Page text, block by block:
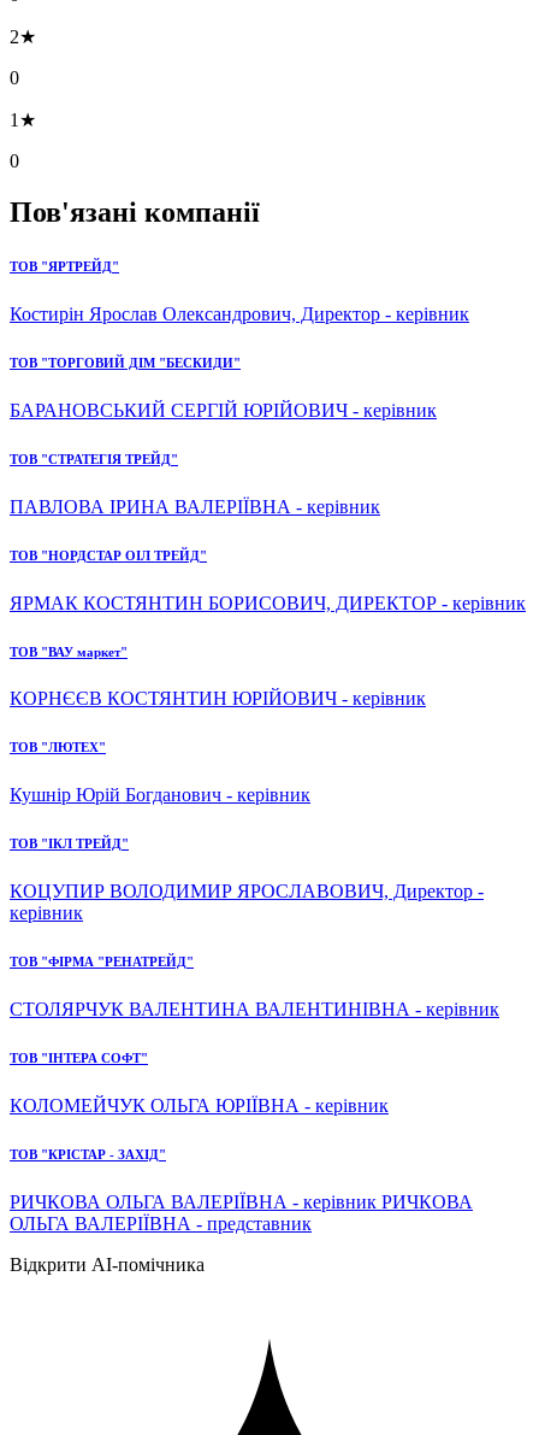
2★
0
1★
0
Пов'язані компанії
ТОВ "ЯРТРЕЙД"
Костирін Ярослав Олександрович, Директор - керівник
ТОВ "ТОРГОВИЙ ДІМ "БЕСКИДИ"
БАРАНОВСЬКИЙ СЕРГІЙ ЮРІЙОВИЧ - керівник
ТОВ "СТРАТЕГІЯ ТРЕЙД"
ПАВЛОВА ІРИНА ВАЛЕРІЇВНА - керівник
ТОВ "НОРДСТАР ОІЛ ТРЕЙД"
ЯРМАК КОСТЯНТИН БОРИСОВИЧ, ДИРЕКТОР - керівник
ТОВ "ВАУ маркет"
КОРНЄЄВ КОСТЯНТИН ЮРІЙОВИЧ - керівник
ТОВ "ЛЮТЕХ"
Кушнір Юрій Богданович - керівник
ТОВ "ІКЛ ТРЕЙД"
КОЦУПИР ВОЛОДИМИР ЯРОСЛАВОВИЧ, Директор -
керівник
ТОВ "ФІРМА "РЕНАТРЕЙД"
СТОЛЯРЧУК ВАЛЕНТИНА ВАЛЕНТИНІВНА - керівник
ТОВ "ІНТЕРА СОФТ"
КОЛОМЕЙЧУК ОЛЬГА ЮРІЇВНА - керівник
ТОВ "КРІСТАР - ЗАХІД"
РИЧКОВА ОЛЬГА ВАЛЕРІЇВНА - керівник РИЧКОВА
ОЛЬГА ВАЛЕРІЇВНА - представник
Відкрити AI-помічника